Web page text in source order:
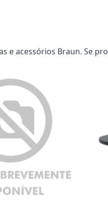
e acessórios Braun. Se